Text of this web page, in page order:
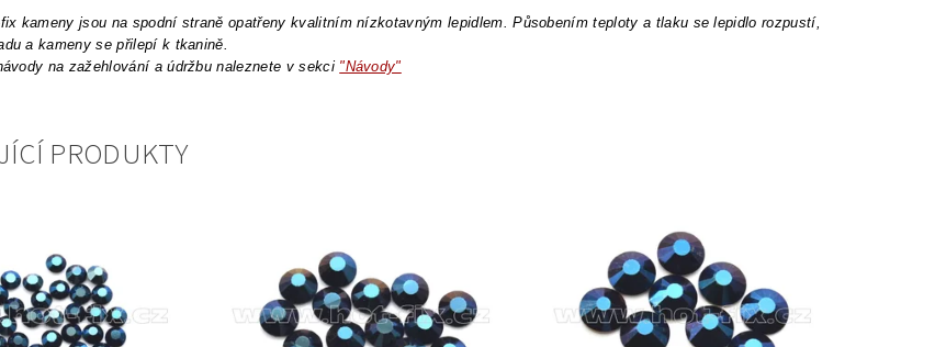
kameny jsou na spodní straně opatřeny kvalitním nízkotavným lepidlem. Působením teploty a tlaku se lepidlo rozpustí,
a kameny se přilepí k tkanině.
na zažehlování a údržbu naleznete v sekci "Návody"
PRODUKTY